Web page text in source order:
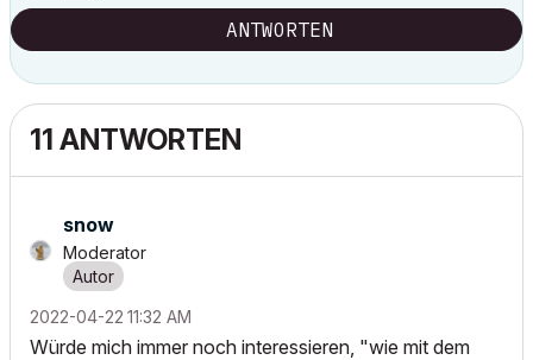
ANTWORTEN
11 ANTWORTEN
snow
Moderator
‎2022-04-22 11:32 AM
Würde mich immer noch interessieren, "wie mit dem